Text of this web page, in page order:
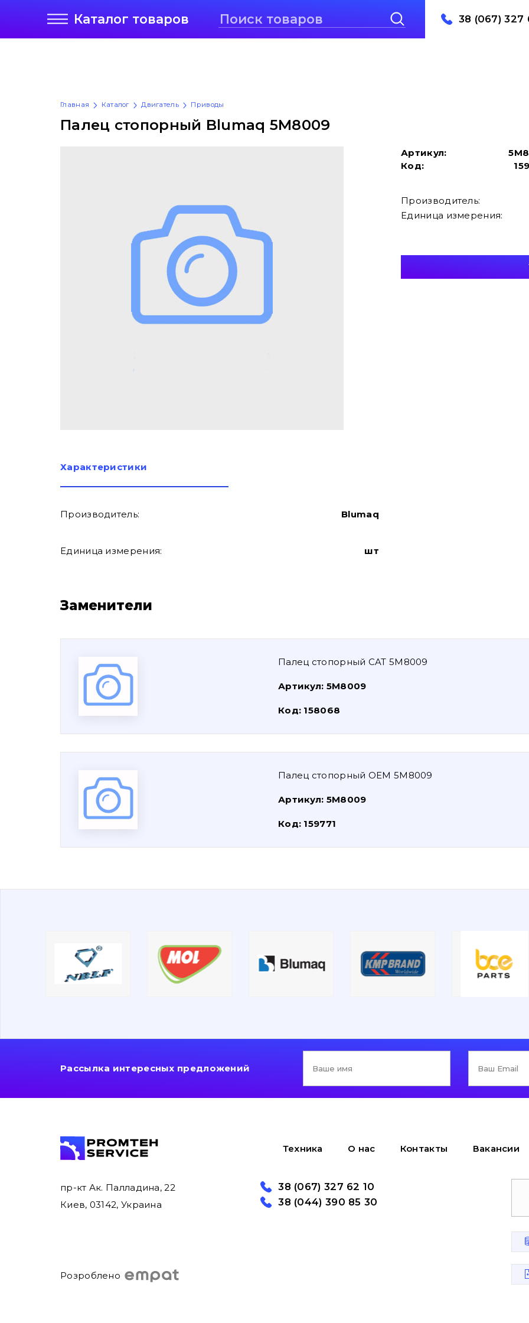
Каталог товаров 38 (067) 327
Главная Каталог Двигатель Приводы
Палец стопорный Blumaq 5M8009
Артикул:
Код:
Производитель:
Единица измерения:
Характеристики
Производитель: Blumaq
Единица измерения: шт
Заменители
Палец стопорный CAT 5M8009
Артикул: 5M8009
Код: 158068
Палец стопорный OEM 5M8009
Артикул: 5M8009
Код: 159771
Рассылка интересных предложений
Техника О нас Контакты Вакансии
пр-кт Ак. Палладина, 22
Киев, 03142, Украина
Розроблено
38 (067) 327 62 10
38 (044) 390 85 30